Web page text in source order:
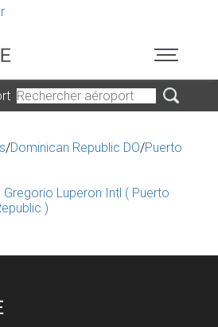
/Dominican Republic DO/Puerto
Gregorio Luperon Intl ( Puerto
)